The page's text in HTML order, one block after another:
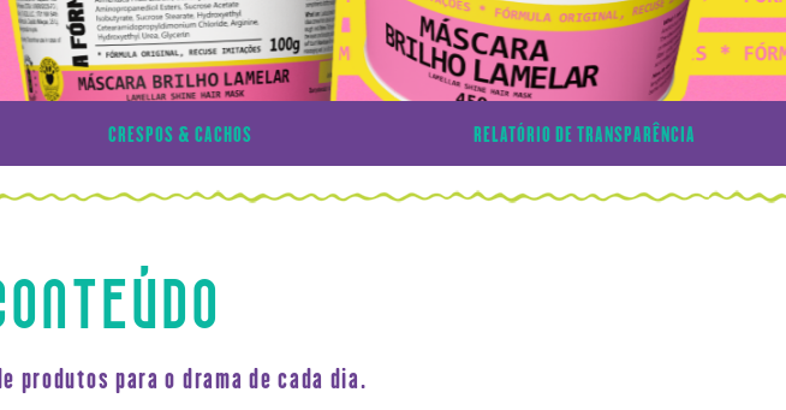
CRESPOS & CACHOS RELATÓRIO DE TRANSPARÊNCIA
produtos para o drama de cada dia.